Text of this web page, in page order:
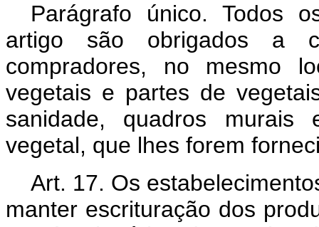
Parágrafo único. Todos
artigo são obrigados a
compradores, no mesmo
vegetais e partes de
sanidade, quadros murais
vegetal, que lhes forem
Art. 17. Os
manter escrituração dos